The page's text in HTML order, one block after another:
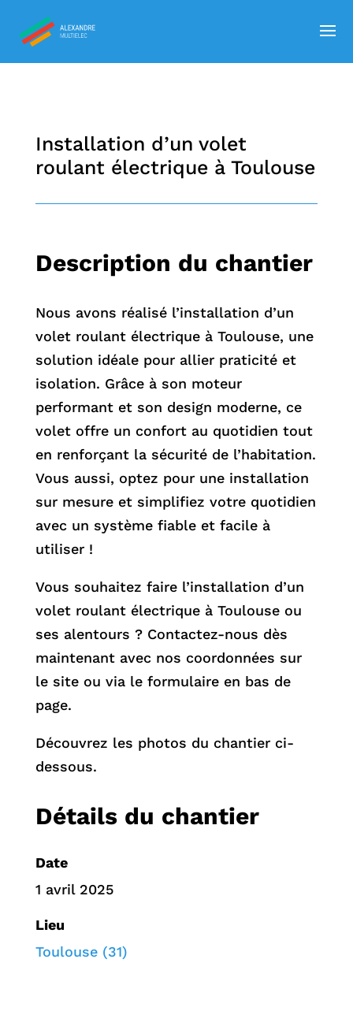
Installation d’un volet
roulant électrique à Toulouse
Description du chantier
Nous avons réalisé l’installation d’un
volet roulant électrique à Toulouse, une
solution idéale pour allier praticité et
isolation. Grâce à son moteur
performant et son design moderne, ce
volet offre un confort au quotidien tout
en renforçant la sécurité de l’habitation.
Vous aussi, optez pour une installation
sur mesure et simplifiez votre quotidien
avec un système fiable et facile à
utiliser !
Vous souhaitez faire l’installation d’un
volet roulant électrique à Toulouse ou
ses alentours ? Contactez-nous dès
maintenant avec nos coordonnées sur
le site ou via le formulaire en bas de
page.
Découvrez les photos du chantier ci-
dessous.
Détails du chantier
Date
1 avril 2025
Lieu
Toulouse (31)